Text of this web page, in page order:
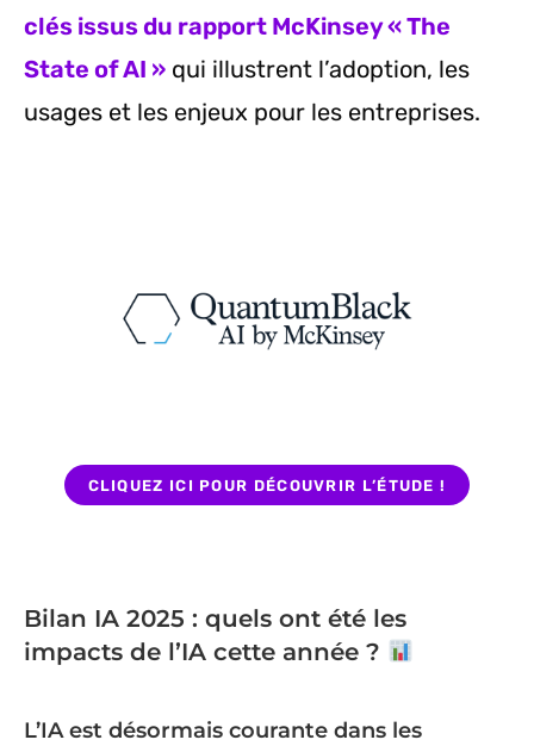
clés issus du rapport McKinsey « The
State of AI » qui illustrent l’adoption, les
usages et les enjeux pour les entreprises.
CLIQUEZ ICI POUR DÉCOUVRIR L’ÉTUDE !
Bilan IA 2025 : quels ont été les
impacts de l’IA cette année ?
L’IA est désormais courante dans les